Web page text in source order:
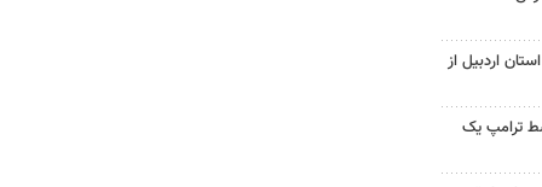
اردبیل از
ترامپ یک